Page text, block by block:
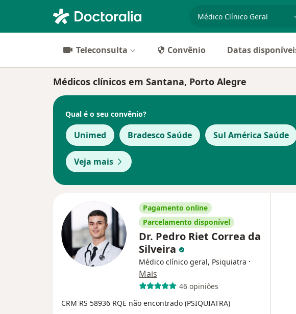
especialidade, doença ou
Teleconsulta Convênio Datas
Médicos clínicos em Santana, Porto Alegre
Qual é o seu convênio?
Unimed Bradesco Saúde Sul América Saúde
Veja mais
Pagamento online
Parcelamento disponível
Dr. Pedro Riet Correa da
Silveira
Médico clínico geral, Psiquiatra ·
Mais
46 opiniões
CRM RS 58936 RQE não encontrado (PSIQUIATRA)